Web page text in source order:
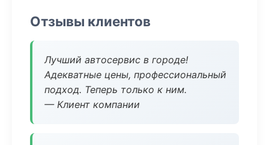
Отзывы клиентов
Лучший автосервис в городе!
Адекватные цены, профессиональный
подход. Теперь только к ним.
— Клиент компании